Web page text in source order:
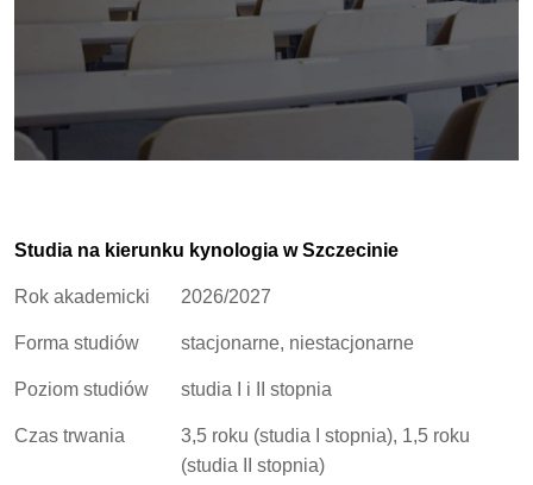
Studia na kierunku kynologia w Szczecinie
Rok akademicki 2026/2027
Forma studiów stacjonarne, niestacjonarne
Poziom studiów studia I i II stopnia
Czas trwania
3,5 roku (studia I stopnia), 1,5 roku
(studia II stopnia)